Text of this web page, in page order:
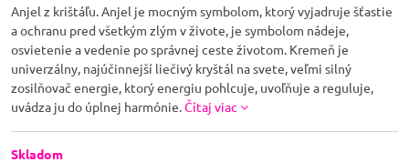
Anjel z krištáľu. Anjel je mocným symbolom, ktorý vyjadruje šťastie
a ochranu pred všetkým zlým v živote, je symbolom nádeje,
osvietenie a vedenie po správnej ceste životom. Kremeň je
univerzálny, najúčinnejší liečivý kryštál na svete, veľmi silný
zosilňovač energie, ktorý energiu pohlcuje, uvoľňuje a reguluje,
uvádza ju do úplnej harmónie.Čítaj viac
Skladom